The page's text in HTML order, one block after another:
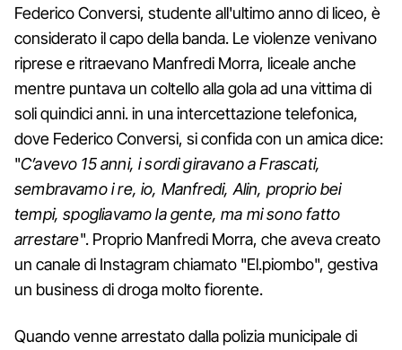
Federico Conversi, studente all'ultimo anno di liceo, è
considerato il capo della banda. Le violenze venivano
riprese e ritraevano Manfredi Morra, liceale anche
mentre puntava un coltello alla gola ad una vittima di
soli quindici anni. in una intercettazione telefonica,
dove Federico Conversi, si confida con un amica dice:
"C’avevo 15 anni, i sordi giravano a Frascati,
sembravamo i re, io, Manfredi, Alin, proprio bei
tempi, spogliavamo la gente, ma mi sono fatto
arrestare". Proprio Manfredi Morra, che aveva creato
un canale di Instagram chiamato "El.piombo", gestiva
un business di droga molto fiorente.
Quando venne arrestato dalla polizia municipale di